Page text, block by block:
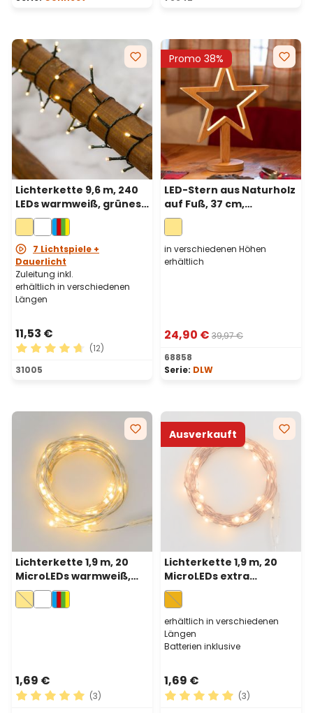
Lichterkette 9,6 m, 240
LEDs warmweiß, grünes
Kabel,
batteriebetrieben
7 Lichtspiele +
Dauerlicht
Zuleitung inkl.
erhältlich in verschiedenen
Längen
11,53 €
Durchschnittliche Bewertung von 4.75 von 5 Sternen
(12)
31005
Promo 38%
LED-Stern aus Naturholz
auf Fuß, 37 cm,
warmweiß,
batteriebetrieben,
Innenbereich
in verschiedenen Höhen
erhältlich
24,90 € 39,97 €
68858
Serie: DLW
Lichterkette 1,9 m, 20
MicroLEDs warmweiß,
Silberdraht,
batteriebetrieben
1,69 €
(3)
Ausverkauft
Lichterkette 1,9 m, 20
MicroLEDs extra
warmweiß, Kupferdraht,
batteriebetrieben
erhältlich in verschiedenen
Längen
Batterien inklusive
1,69 €
(3)